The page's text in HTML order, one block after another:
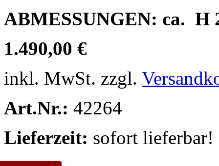
ABMESSUNGEN: ca. H
1.490,00 €
inkl. MwSt. zzgl.
Art.Nr.: 42264
Lieferzeit: sofort lieferbar!